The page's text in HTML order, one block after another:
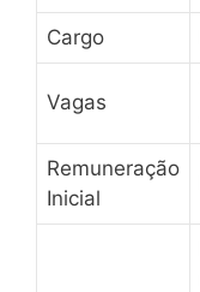
Cargo
Vagas
Remuneração
Inicial